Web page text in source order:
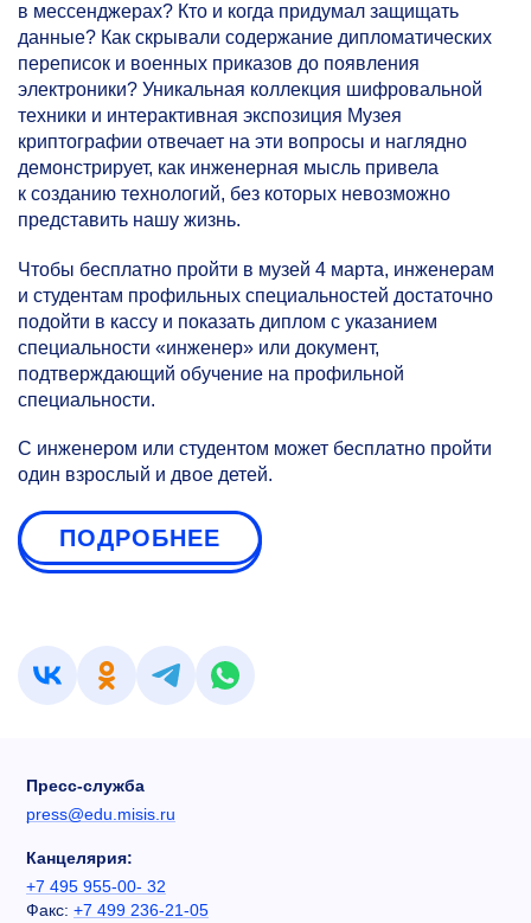
в мессенджерах? Кто и когда придумал защищать
данные? Как скрывали содержание дипломатических
переписок и военных приказов до появления
электроники? Уникальная коллекция шифровальной
техники и интерактивная экспозиция Музея
криптографии отвечает на эти вопросы и наглядно
демонстрирует, как инженерная мысль привела
к созданию технологий, без которых невозможно
представить нашу жизнь.
Чтобы бесплатно пройти в музей 4 марта, инженерам
и студентам профильных специальностей достаточно
подойти в кассу и показать диплом с указанием
специальности «инженер» или документ,
подтверждающий обучение на профильной
специальности.
С инженером или студентом может бесплатно пройти
один взрослый и двое детей.
ПОДРОБНЕЕ
Пресс-служба
press@edu.misis.ru
Канцелярия:
+7 495 955-00- 32
Факс: +7 499 236-21-05